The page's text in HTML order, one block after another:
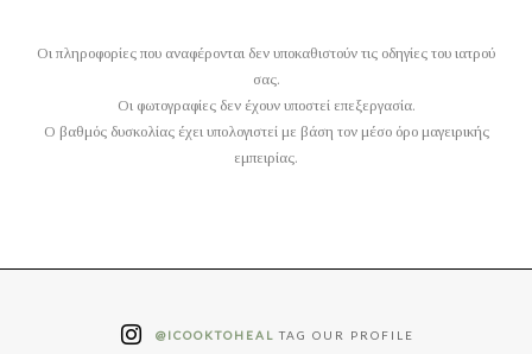
Οι πληροφορίες που αναφέρονται δεν υποκαθιστούν τις οδηγίες του ιατρού
σας.
Οι φωτογραφίες δεν έχουν υποστεί επεξεργασία.
O βαθμός δυσκολίας έχει υπολογιστεί με βάση τον μέσο όρο μαγειρικής
εμπειρίας.
@ICOOKTOHEAL TAG OUR PROFILE